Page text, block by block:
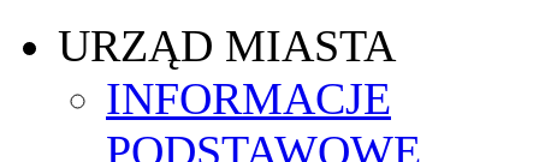
URZĄD MIASTA
INFORMACJE
PODSTAWOWE